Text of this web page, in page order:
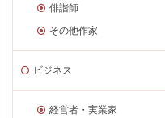
俳諧師
その他作家
ビジネス
経営者・実業家